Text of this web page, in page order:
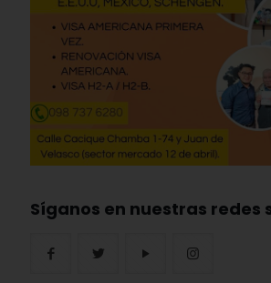
Síganos en nuestras redes